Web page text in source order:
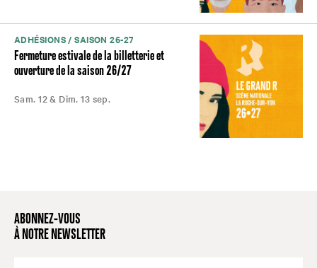
ADHÉSIONS / SAISON 26-27
Fermeture estivale de la billetterie et
ouverture de la saison 26/27
Sam. 12 & Dim. 13 sep.
ABONNEZ-VOUS
À NOTRE NEWSLETTER